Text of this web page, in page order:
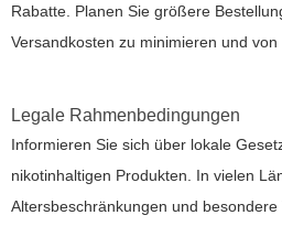
Rabatte. Planen Sie größere
Versandkosten zu minimieren und
Legale Rahmenbedingungen
Informieren Sie sich über lokale
nikotinhaltigen Produkten. In vielen
Altersbeschränkungen und besondere